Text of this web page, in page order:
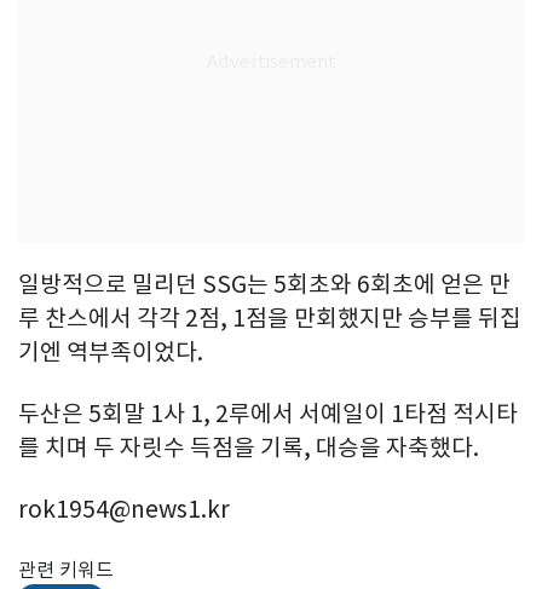
일방적으로 밀리던 SSG는 5회초와 6회초에 얻은 만
루 찬스에서 각각 2점, 1점을 만회했지만 승부를 뒤집
기엔 역부족이었다.
두산은 5회말 1사 1, 2루에서 서예일이 1타점 적시타
를 치며 두 자릿수 득점을 기록, 대승을 자축했다.
rok1954@news1.kr
관련 키워드